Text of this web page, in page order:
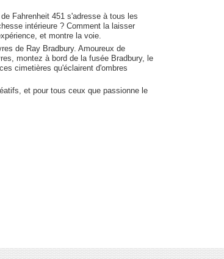
Fahrenheit 451 s'adresse à tous les
intérieure ? Comment la laisser
et montre la voie.
de Ray Bradbury. Amoureux de
montez à bord de la fusée Bradbury, le
cimetières qu'éclairent d'ombres
et pour tous ceux que passionne le